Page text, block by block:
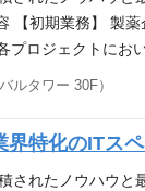
ルスケア業界
初期業務】 製
ロジェクトに
ざいます） 【将
育成にも携わっ
ン開発経験 ③詳
工程エキスパー
ルタワー 30F）
特化のITス
れたノウハウ